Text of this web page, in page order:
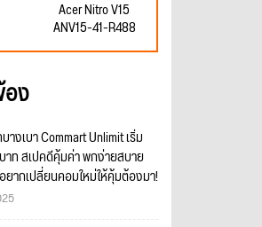
Acer Nitro V15
ANV15-41-R488
ง
างเบา Commart Unlimit เริ่ม
าท สเปคดีคุ้มค่า พกง่ายสบาย
ยากเปลี่ยนคอมใหม่ให้คุ้มต้องมา!